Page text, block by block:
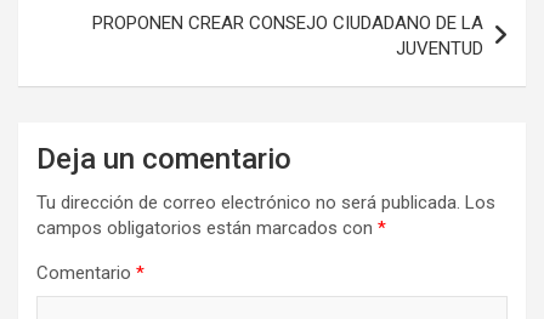
PROPONEN CREAR CONSEJO CIUDADANO DE LA
JUVENTUD
Deja un comentario
Tu dirección de correo electrónico no será publicada. Los
campos obligatorios están marcados con *
Comentario *